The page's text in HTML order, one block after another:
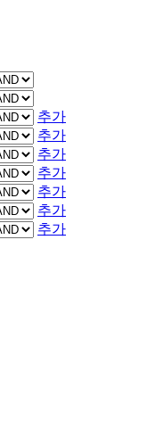
추가
추가
추가
추가
추가
추가
추가